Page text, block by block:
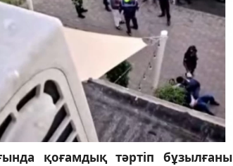
қоғамдық тәртіп бұзылғаны